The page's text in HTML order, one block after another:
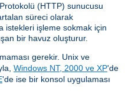
(HTTP) sunucusu
süreci olarak
istekleri işleme sokmak için
bir havuz oluşturur.
gerekir. Unix ve
Windows NT, 2000 ve XP'de
'de ise bir konsol uygulaması